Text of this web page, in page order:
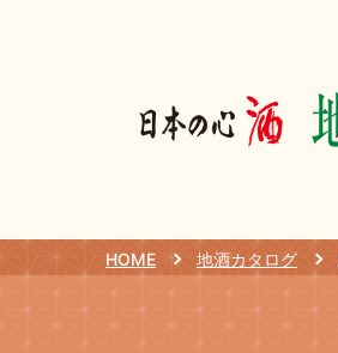
HOME 地酒カタログ